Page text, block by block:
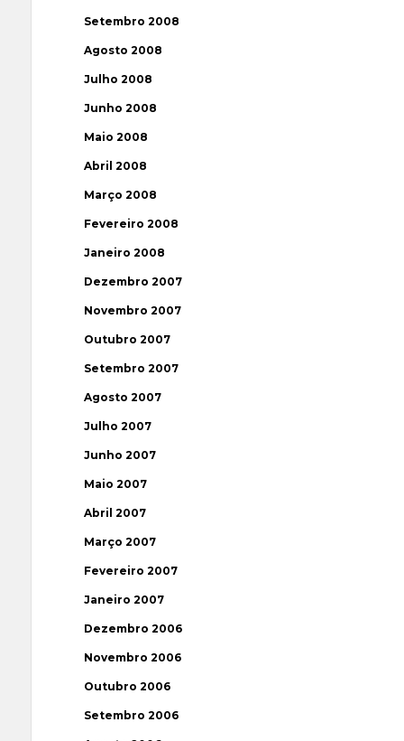
Setembro 2008
Agosto 2008
Julho 2008
Junho 2008
Maio 2008
Abril 2008
Março 2008
Fevereiro 2008
Janeiro 2008
Dezembro 2007
Novembro 2007
Outubro 2007
Setembro 2007
Agosto 2007
Julho 2007
Junho 2007
Maio 2007
Abril 2007
Março 2007
Fevereiro 2007
Janeiro 2007
Dezembro 2006
Novembro 2006
Outubro 2006
Setembro 2006